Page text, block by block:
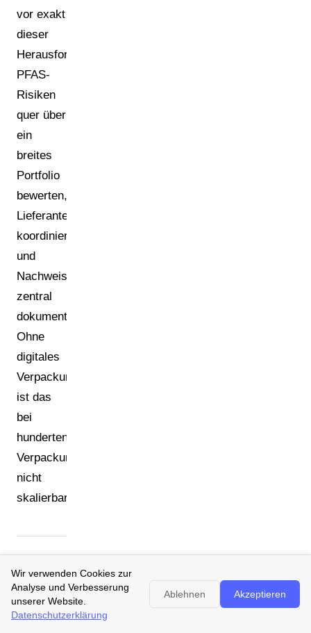
vor exakt
dieser
Herausforderung:
PFAS-
Risiken
quer über
ein
breites
Portfolio
bewerten,
Lieferanten
koordinieren
und
Nachweise
zentral
dokumentieren.
Ohne
digitales
Verpackungsmanagement
ist das
bei
hunderten
Verpackungsarten
nicht
skalierbar.
500+
SKUs,
jede
Wir verwenden Cookies zur
Analyse und Verbesserung
unserer Website.
Datenschutzerklärung
Ablehnen Akzeptieren